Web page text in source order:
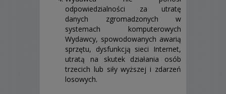
odpowiedzialności za utratę
danych zgromadzonych w
systemach komputerowych
Wydawcy, spowodowanych awarią
sprzętu, dysfunkcją sieci Internet,
utratą na skutek działania osób
trzecich lub siły wyższej i zdarzeń
losowych.